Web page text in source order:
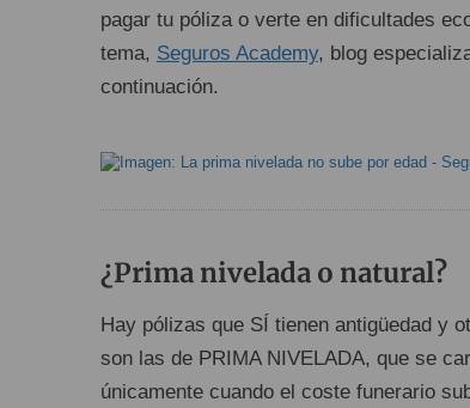
pagar tu póliza o verte en dificultades
tema, Seguros Academy, blog
continuación.
¿Prima nivelada o natural?
Hay pólizas que SÍ tienen antigüedad y
son las de PRIMA NIVELADA, que se
únicamente cuando el coste funerario